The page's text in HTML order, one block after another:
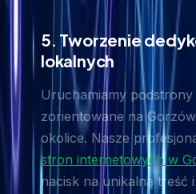
5. Tworzenie
lokalnych
Uruchamiamy podstrony
zorientowane na
okolice. Nasze
stron internetowych w
nacisk na unikalną treść